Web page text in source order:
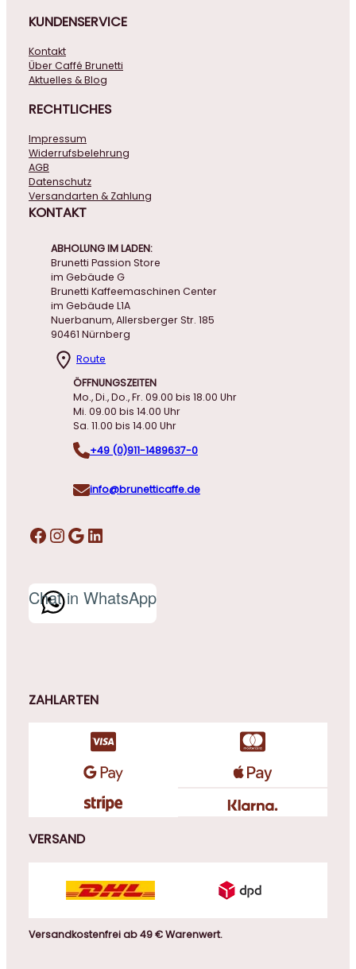
KUNDENSERVICE
Kontakt
Über Caffé Brunetti
Aktuelles & Blog
RECHTLICHES
Impressum
Widerrufsbelehrung
AGB
Datenschutz
Versandarten & Zahlung
KONTAKT
ABHOLUNG IM LADEN:
Brunetti Passion Store
im Gebäude G
Brunetti Kaffeemaschinen Center
im Gebäude L1A
Nuerbanum, Allersberger Str. 185
90461 Nürnberg
Route
ÖFFNUNGSZEITEN
Mo., Di., Do., Fr. 09.00 bis 18.00 Uhr
Mi. 09.00 bis 14.00 Uhr
Sa. 11.00 bis 14.00 Uhr
+49 (0)911-1489637-0
info@brunetticaffe.de
Facebook InstagramGoogle LinkedIn
Chat in WhatsApp
ZAHLARTEN
VERSAND
Versandkostenfrei ab 49 € Warenwert.